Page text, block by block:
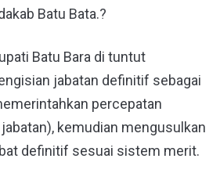
Batu Bata.?
Batu Bara di tuntut
jabatan definitif sebagai
percepatan
kemudian mengusulkan
definitif sesuai sistem merit.